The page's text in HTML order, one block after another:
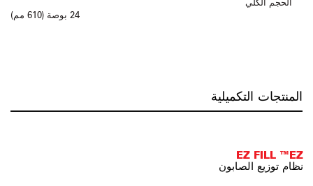
24 بوصة (610 مم)
المنتجات التكميلية
EZ FILL ™EZ
نظام توزيع الصابون